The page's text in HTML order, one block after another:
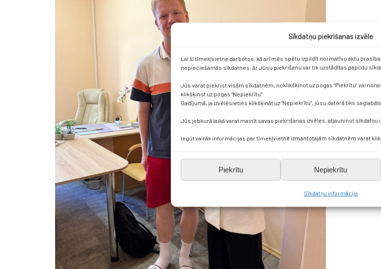
Sīkdatņu piekrišanas izvēle
Lai šī tīmekļvietne darbotos, kā arī mēs spētu izpildīt normatīvo aktu
nepieciešamās sīkdatnes. Ar Jūsu piekrišanu var tik uzstādītas papildu
Jūs varat piekrist visām sīkdatnēm, noklikšķinot uz pogas “Piekrītu” vai
klikšķinot uz pogas “Nepiekrītu”.
Gadījumā, ja izvēlēsieties klikšķināt uz “Nepiekrītu”, jūsu datorā tiks
Jūs jebkurā laikā varat mainīt savas piekrišanas izvēles, atjauninot sīkdatņu
Iegūt vairāk informācijas par tīmekļvietnē izmantotajām sīkdatnēm varat
Piekrītu Nepiekrītu
Sīkdatņu informācija